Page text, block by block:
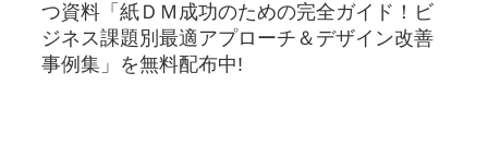
つ資料「紙ＤＭ成功のための完全ガイド！ビ
ジネス課題別最適アプローチ＆デザイン改善
事例集」を無料配布中!